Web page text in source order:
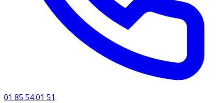
01 85 54 01 51